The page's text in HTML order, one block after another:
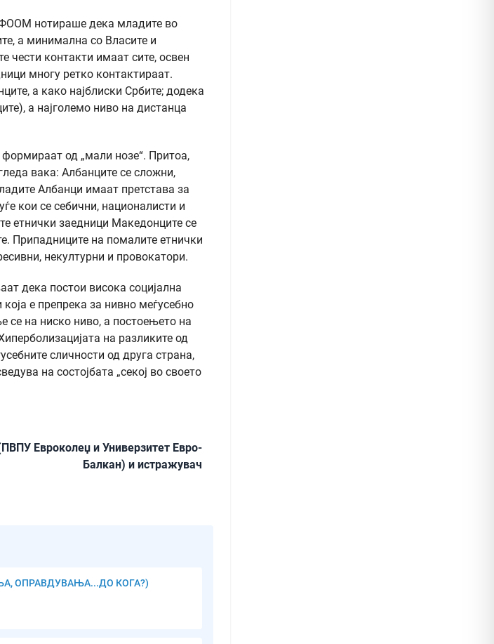
нотираше дека младите во
а минимална со Власите и
чести контакти имаат сите, освен
многу ретко контактираат.
а како најблиски Србите; додека
а најголемо ниво на дистанца
од „мали нозе“. Притоа,
вака: Албанците се сложни,
Албанци имаат претстава за
кои се себични, националисти и
етнички заедници Македонците се
Припадниците на помалите етнички
некултурни и провокатори.
дека постои висока социјална
е препрека за нивно меѓусебно
се на ниско ниво, а постоењето на
на разликите од
сличности од друга страна,
на состојбата „секој во своето
Евроколеџ и Универзитет Евро-
Балкан) и истражувач
ОПРАВДУВАЊА...ДО КОГА?)